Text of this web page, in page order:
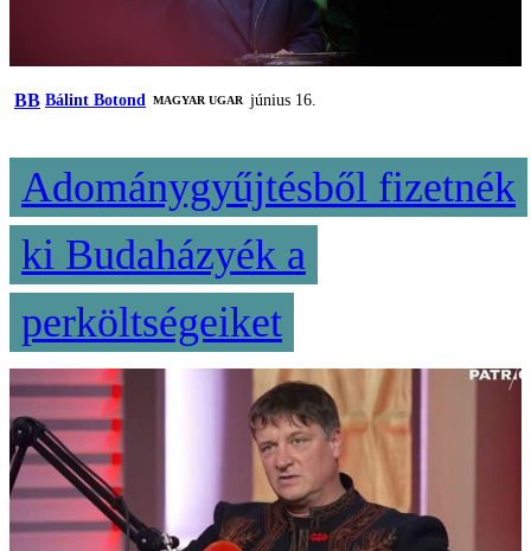
BB Bálint Botond MAGYAR UGAR június 16.
Adománygyűjtésből fizetnék
ki Budaházyék a
perköltségeiket